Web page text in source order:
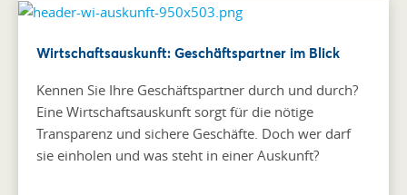
Wirtschaftsauskunft: Geschäftspartner im Blick
Kennen Sie Ihre Geschäftspartner durch und durch?
Eine Wirtschaftsauskunft sorgt für die nötige
Transparenz und sichere Geschäfte. Doch wer darf
sie einholen und was steht in einer Auskunft?